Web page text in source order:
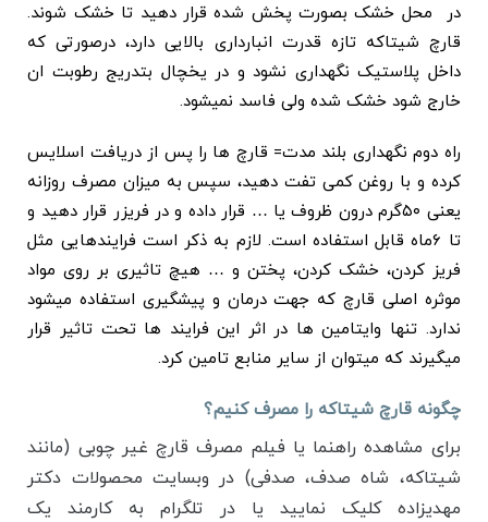
در محل خشک بصورت پخش شده قرار دهید تا خشک شوند.
قارچ شیتاکه تازه قدرت انبارداری بالایی دارد، درصورتی که
داخل پلاستیک نگهداری نشود و در یخچال بتدریج رطوبت ان
خارج شود خشک شده ولی فاسد نمیشود.
راه دوم نگهداری بلند مدت= قارچ ها را پس از دریافت اسلایس
کرده و با روغن کمی تفت دهید، سپس به میزان مصرف روزانه
یعنی ۵۰گرم درون ظروف یا … قرار داده و در فریزر قرار دهید‌ و
تا ۶ماه قابل استفاده است. لازم به ذکر است فرایندهایی مثل
فریز کردن، خشک کردن، پختن و … هیچ تاثیری بر روی مواد
موثره اصلی قارچ که جهت درمان و پیشگیری استفاده میشود
ندارد. تنها وایتامین ها در اثر این فرایند ها تحت تاثیر قرار
میگیرند که میتوان از سایر منابع تامین کرد.
چگونه قارچ شیتاکه را مصرف کنیم؟
برای مشاهده راهنما یا فیلم مصرف قارچ غیر چوبی (مانند
شیتاکه، شاه صدف، صدفی) در وبسایت محصولات دکتر
مهدیزاده کلیک نمایید یا در تلگرام به کارمند یک